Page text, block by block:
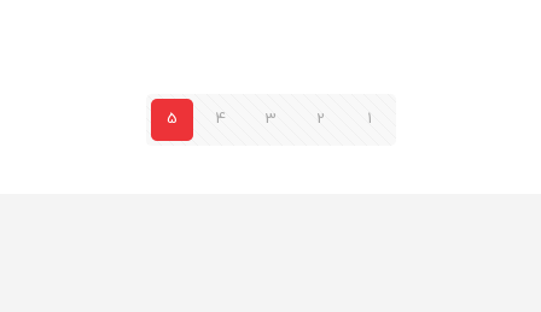
1
2
3
4
5